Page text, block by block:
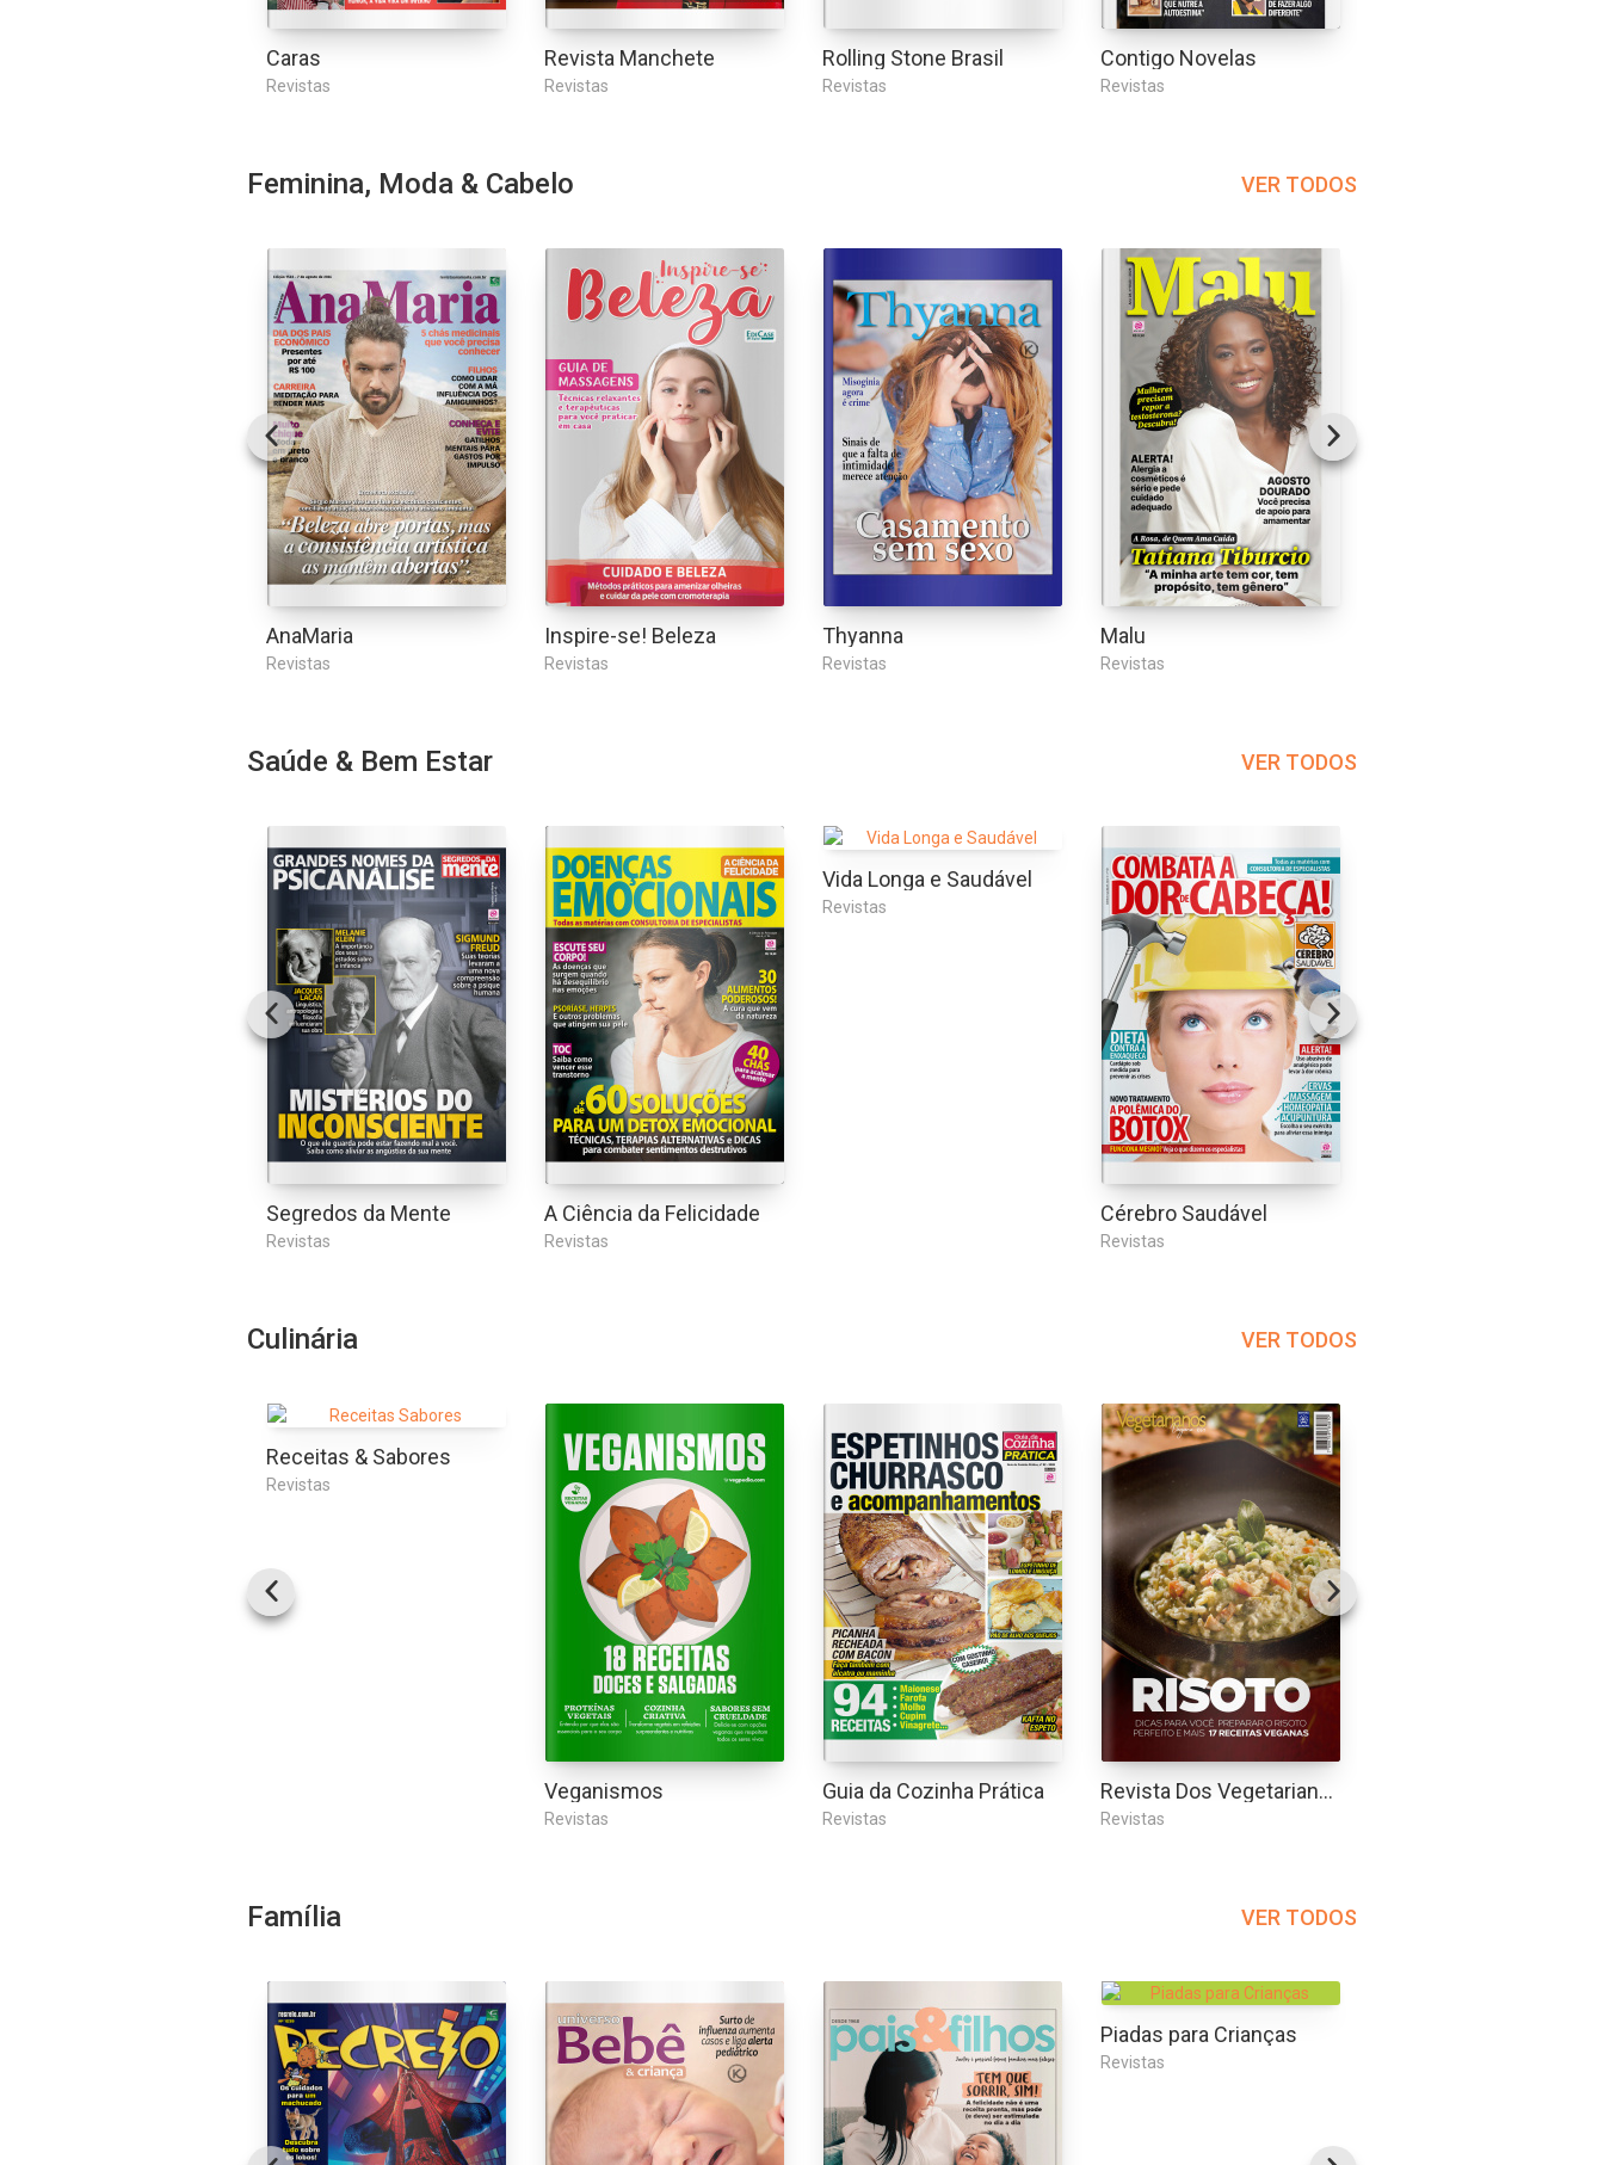
Caras
Revistas
Revista Manchete
Revistas
Rolling Stone Brasil
Revistas
Contigo Novelas
Revistas
Feminina, Moda & Cabelo VER TODOS
AnaMaria
Revistas
Inspire-se! Beleza
Revistas
Thyanna
Revistas
Malu
Revistas
Saúde & Bem Estar VER TODOS
Segredos da Mente
Revistas
A Ciência da Felicidade
Revistas
Vida Longa e Saudável
Revistas
Cérebro Saudável
Revistas
Culinária VER TODOS
Receitas & Sabores
Revistas
Veganismos
Revistas
Guia da Cozinha Prática
Revistas
Revista Dos Vegetarianos
Revistas
Família VER TODOS
Piadas para Crianças
Revistas